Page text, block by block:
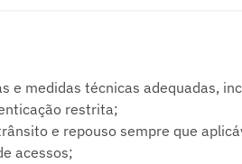
e medidas técnicas adequadas,
restrita;
e repouso sempre que
acessos;